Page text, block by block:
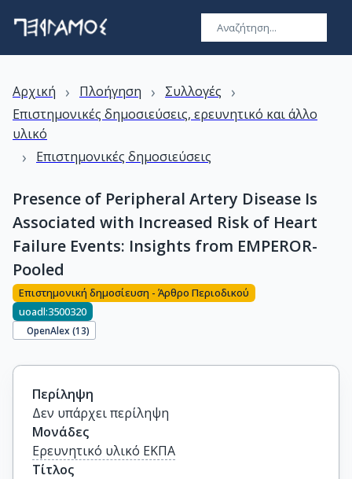
Αρχική › Πλοήγηση › Συλλογές ›
Επιστημονικές δημοσιεύσεις, ερευνητικό και άλλο
υλικό
› Επιστημονικές δημοσιεύσεις
Presence of Peripheral Artery Disease Is
Associated with Increased Risk of Heart
Failure Events: Insights from EMPEROR-
Pooled
Επιστημονική δημοσίευση - Άρθρο Περιοδικού
uoadl:3500320
OpenAlex (13)
Περίληψη
Δεν υπάρχει περίληψη
Μονάδες
Ερευνητικό υλικό ΕΚΠΑ
Τίτλος